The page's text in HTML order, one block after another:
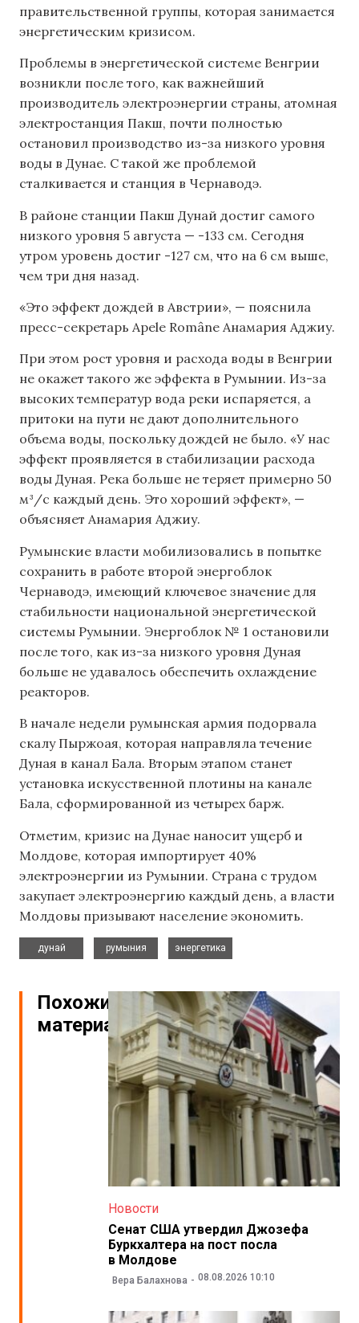
правительственной группы, которая занимается
энергетическим кризисом.
Проблемы в энергетической системе Венгрии
возникли после того, как важнейший
производитель электроэнергии страны, атомная
электростанция Пакш, почти полностью
остановил производство из-за низкого уровня
воды в Дунае. С такой же проблемой
сталкивается и станция в Чернаводэ.
В районе станции Пакш Дунай достиг самого
низкого уровня 5 августа — -133 см. Сегодня
утром уровень достиг -127 см, что на 6 см выше,
чем три дня назад.
«Это эффект дождей в Австрии», — пояснила
пресс-секретарь Apele Române Анамария Аджиу.
При этом рост уровня и расхода воды в Венгрии
не окажет такого же эффекта в Румынии. Из-за
высоких температур вода реки испаряется, а
притоки на пути не дают дополнительного
объема воды, поскольку дождей не было. «У нас
эффект проявляется в стабилизации расхода
воды Дуная. Река больше не теряет примерно 50
м³/с каждый день. Это хороший эффект», —
объясняет Анамария Аджиу.
Румынские власти мобилизовались в попытке
сохранить в работе второй энергоблок
Чернаводэ, имеющий ключевое значение для
стабильности национальной энергетической
системы Румынии. Энергоблок № 1 остановили
после того, как из-за низкого уровня Дуная
больше не удавалось обеспечить охлаждение
реакторов.
В начале недели румынская армия подорвала
скалу Пыржоая, которая направляла течение
Дуная в канал Бала. Вторым этапом станет
установка искусственной плотины на канале
Бала, сформированной из четырех барж.
Отметим, кризис на Дунае наносит ущерб и
Молдове, которая импортирует 40%
электроэнергии из Румынии. Страна с трудом
закупает электроэнергию каждый день, а власти
Молдовы призывают население экономить.
дунай
румыния
энергетика
Похожие
материалы
Новости
Сенат США утвердил Джозефа
Буркхалтера на пост посла
в Молдове
Вера Балахнова 08.08.2026 10:10